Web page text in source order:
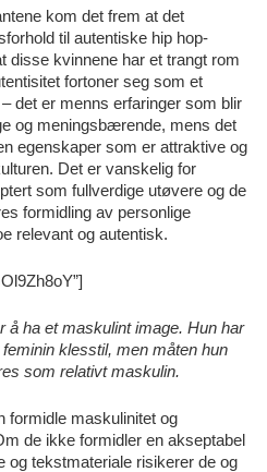
kom det frem at det
til autentiske hip hop-
disse kvinnene har et trangt rom
fortoner seg som et
det er menns erfaringer som blir
og meningsbærende, mens det
egenskaper som er attraktive og
Det er vanskelig for
som fullverdige utøvere og de
formidling av personlige
relevant og autentisk.
å ha et maskulint image. Hun har
klesstil, men måten hun
som relativt maskulin.
formidle maskulinitet og
de ikke formidler en akseptabel
og tekstmateriale risikerer de og